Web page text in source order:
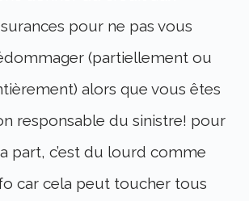
pour ne pas vous
(partiellement ou
alors que vous êtes
responsable du sinistre! pour
part, c’est du lourd comme
car cela peut toucher tous